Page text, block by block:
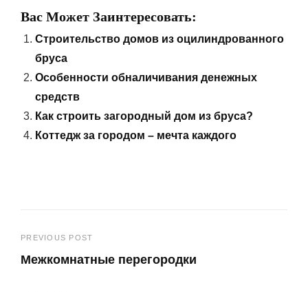
Вас Может Заинтересовать:
Строительство домов из оцилиндрованного
бруса
Особенности обналичивания денежных
средств
Как строить загородный дом из бруса?
Коттедж за городом – мечта каждого
Навигация
по
PREVIOUS POST
Межкомнатные перегородки